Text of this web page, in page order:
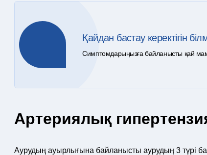
Қайдан бастау керектігін
Симптомдарыңызға байланысты қай
Артериялық
Аурудың ауырлығына байланысты аурудың 3 түрі